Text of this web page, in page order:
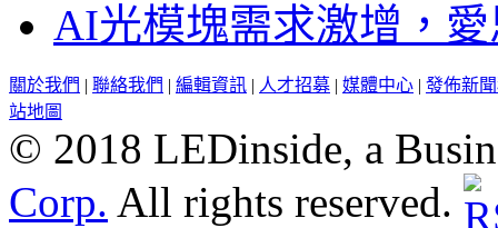
AI光模塊需求激增，
關於我們 | 聯絡我們 | 編輯資訊 | 人才招募 | 媒體中心 | 發佈新
站地圖
© 2018 LEDinside, a
Corp. All rights reserved.